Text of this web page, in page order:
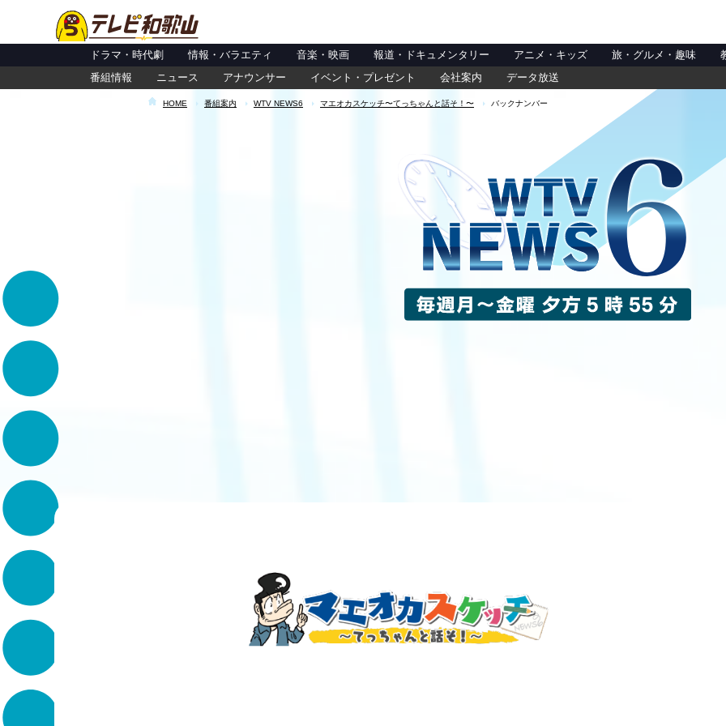
ドラマ・時代劇 情報・バラエティ 音楽・映画 報道・ドキュメンタリー アニメ・キッズ 旅・グルメ・趣味
番組情報
ニュース アナウンサー イベント・プレゼント 会社案内 データ放送
HOME 番組案内 WTV NEWS6 マエオカスケッチ〜てっちゃんと話そ！〜 バックナンバー